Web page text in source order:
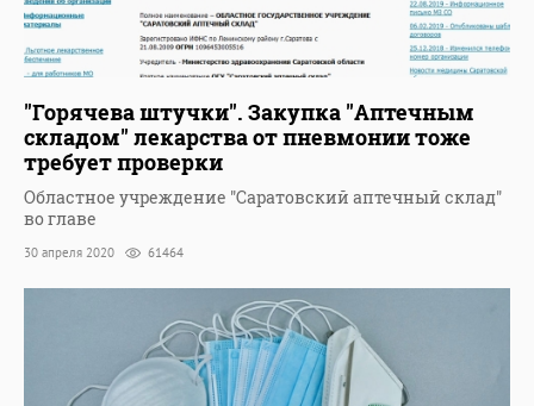
"Горячева штучки". Закупка "Аптечным
складом" лекарства от пневмонии тоже
требует проверки
Областное учреждение "Саратовский аптечный склад"
во главе
30 апреля 2020 61464